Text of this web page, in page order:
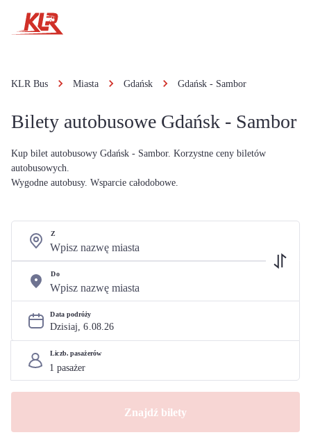
KLR Bus Miasta Gdańsk Gdańsk - Sambor
Bilety autobusowe Gdańsk - Sambor
Kup bilet autobusowy Gdańsk - Sambor. Korzystne ceny biletów
autobusowych.
Wygodne autobusy. Wsparcie całodobowe.
Z
Do
Data podróży
Dzisiaj, 6.08.26
Liczb. pasażerów
Znajdź bilety